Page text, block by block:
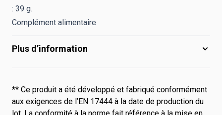
: 39 g.
Complément alimentaire
Plus d’information
** Ce produit a été développé et fabriqué conformément
aux exigences de l’EN 17444 à la date de production du